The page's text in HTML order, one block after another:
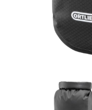
Rucksäcke
Schlösser